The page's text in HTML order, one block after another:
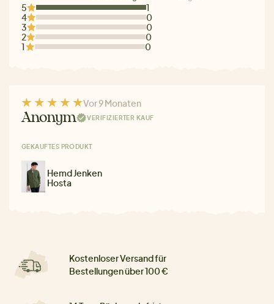
5
1
4
0
3
0
2
0
1
0
Vor 9 Monaten
Anonym VERIFIZIERTER KAUF
GEKAUFTES PRODUKT
Hemd Jenken
Hosta
Kostenloser Versand für
Bestellungen über 100 €